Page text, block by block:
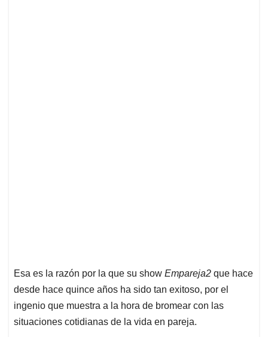
Esa es la razón por la que su show Empareja2 que hace
desde hace quince años ha sido tan exitoso, por el
ingenio que muestra a la hora de bromear con las
situaciones cotidianas de la vida en pareja.